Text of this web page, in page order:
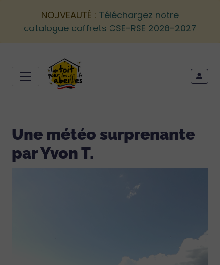
NOUVEAUTÉ : Téléchargez notre
catalogue coffrets CSE-RSE 2026-2027
Une météo surprenante
par Yvon T.